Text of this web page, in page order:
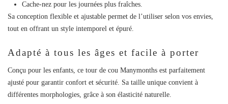
Cache-nez pour les journées plus fraîches.
Sa conception flexible et ajustable permet de l’utiliser selon vos envies,
tout en offrant un style intemporel et épuré.
Adapté à tous les âges et facile à porter
Conçu pour les enfants, ce tour de cou Manymonths est parfaitement
ajusté pour garantir confort et sécurité. Sa taille unique convient à
différentes morphologies, grâce à son élasticité naturelle.